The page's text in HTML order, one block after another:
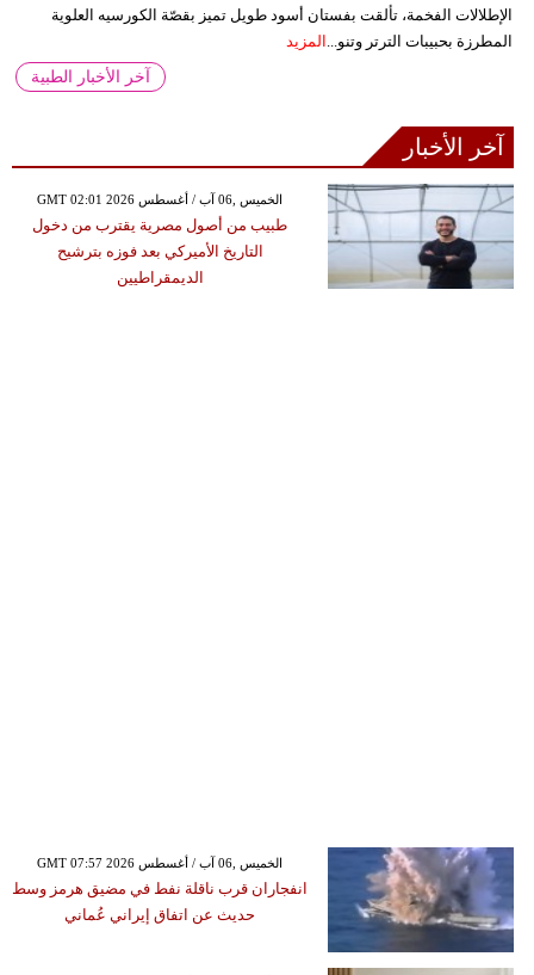
الإطلالات الفخمة، تألقت بفستان أسود طويل تميز بقصّة الكورسيه العلوية
المطرزة بحبيبات الترتر وتنو... المزيد
آخر الأخبار الطبية
آخر الأخبار
GMT 02:01 2026 الخميس ,06 آب / أغسطس
طبيب من أصول مصرية يقترب من دخول
التاريخ الأميركي بعد فوزه بترشيح
الديمقراطيين
GMT 07:57 2026 الخميس ,06 آب / أغسطس
انفجاران قرب ناقلة نفط في مضيق هرمز وسط
حديث عن اتفاق إيراني عُماني